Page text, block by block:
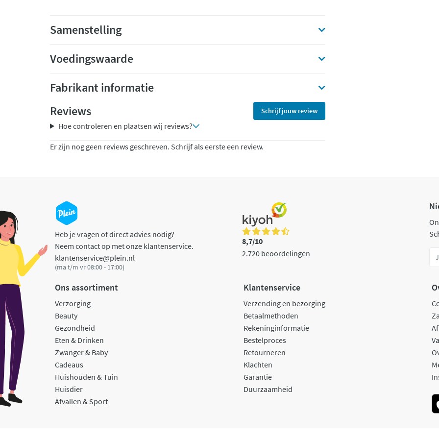
Samenstelling
Voedingswaarde
Fabrikant informatie
Reviews
Schrijf jouw review
Hoe controleren en plaatsen wij reviews?
Er zijn nog geen reviews geschreven. Schrijf als eerste een review.
Heb je vragen of direct advies nodig?
Neem contact op met onze klantenservice.
klantenservice@plein.nl
(ma t/m vr 08:00 - 17:00)
8,7/10
2.720 beoordelingen
Ons assortiment
Verzorging
Beauty
Gezondheid
Eten & Drinken
Zwanger & Baby
Cadeaus
Huishouden & Tuin
Huisdier
Afvallen & Sport
Klantenservice
Verzending en bezorging
Betaalmethoden
Rekeninginformatie
Bestelproces
Retourneren
Klachten
Garantie
Duurzaamheid